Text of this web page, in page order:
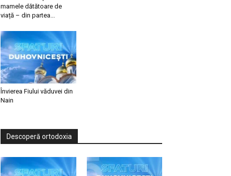
mamele dătătoare de
viață – din partea...
Învierea Fiului văduvei din
Nain
Descoperă ortodoxia